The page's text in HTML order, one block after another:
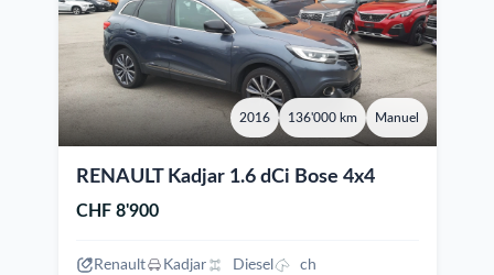
2016 136'000 km Manuel
RENAULT Kadjar 1.6 dCi Bose 4x4
CHF 8'900
Renault Kadjar Diesel ch